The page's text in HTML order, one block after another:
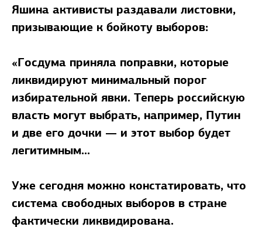
Яшина активисты раздавали листовки,
призывающие к бойкоту выборов:
«Госдума приняла поправки, которые
ликвидируют минимальный порог
избирательной явки. Теперь российскую
власть могут выбрать, например, Путин
и две его дочки — и этот выбор будет
легитимным...
Уже сегодня можно констатировать, что
система свободных выборов в стране
фактически ликвидирована.